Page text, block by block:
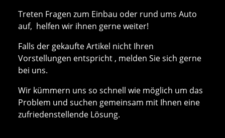
Treten Fragen zum Einbau oder rund ums Auto
auf, helfen wir ihnen gerne weiter!
Falls der gekaufte Artikel nicht Ihren
Vorstellungen entspricht , melden Sie sich gerne
bei uns.
Wir kümmern uns so schnell wie möglich um das
Problem und suchen gemeinsam mit Ihnen eine
zufriedenstellende Lösung.